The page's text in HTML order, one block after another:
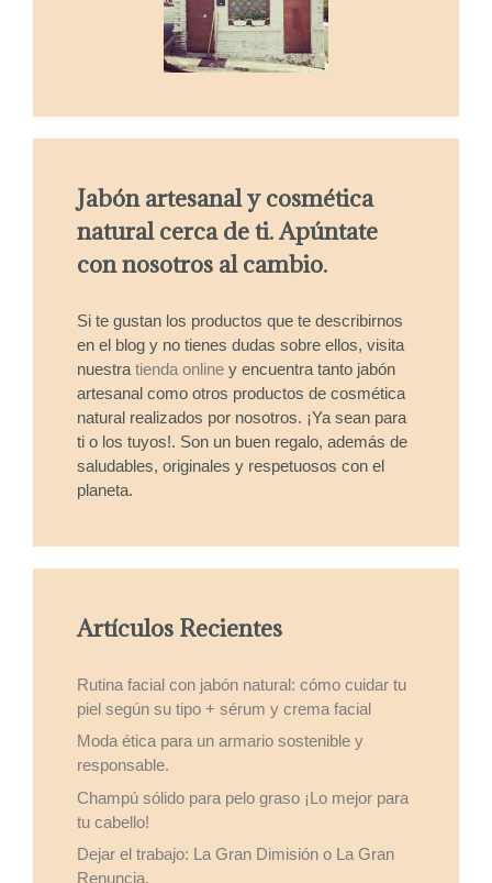
Jabón artesanal y cosmética
natural cerca de ti. Apúntate
con nosotros al cambio.
Si te gustan los productos que te describirnos
en el blog y no tienes dudas sobre ellos, visita
nuestra tienda online y encuentra tanto jabón
artesanal como otros productos de cosmética
natural realizados por nosotros. ¡Ya sean para
ti o los tuyos!. Son un buen regalo, además de
saludables, originales y respetuosos con el
planeta.
Artículos Recientes
Rutina facial con jabón natural: cómo cuidar tu
piel según su tipo + sérum y crema facial
Moda ética para un armario sostenible y
responsable.
Champú sólido para pelo graso ¡Lo mejor para
tu cabello!
Dejar el trabajo: La Gran Dimisión o La Gran
Renuncia.